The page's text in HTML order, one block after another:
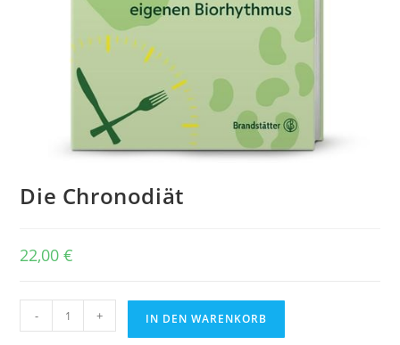
Die Chronodiät
22,00€
Chronodiät
- + IN DEN WARENKORB